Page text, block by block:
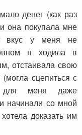
денег (как раз
она покупала мне
вкус у меня не
я ходила в
отстаивала свою
сцепиться с
для меня даже
начинали со мной
доказать им